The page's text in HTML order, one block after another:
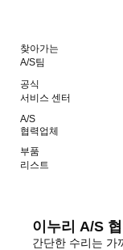
찾아가는
A/S팀
공식
서비스 센터
A/S
협력업체
부품
리스트
이누리 A/S
간단한 수리는 가